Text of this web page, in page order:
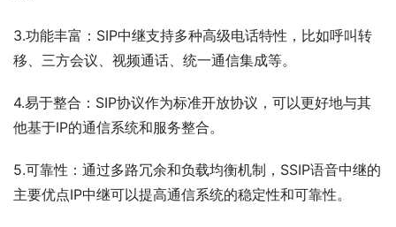
3.功能丰富：SIP中继支持多种高级电话特性，比如呼叫转
移、三方会议、视频通话、统一通信集成等。
4.易于整合：SIP协议作为标准开放协议，可以更好地与其
他基于IP的通信系统和服务整合。
5.可靠性：通过多路冗余和负载均衡机制，SSIP语音中继的
主要优点IP中继可以提高通信系统的稳定性和可靠性。